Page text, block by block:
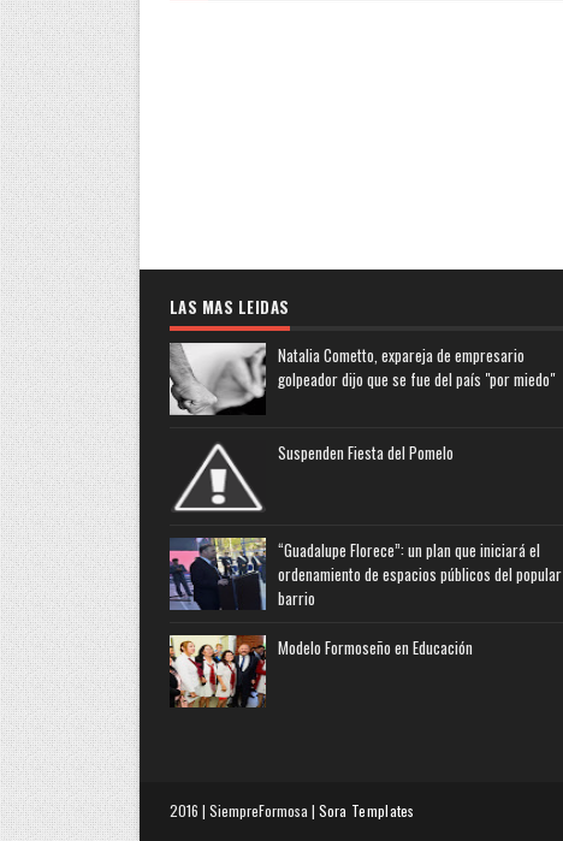
LAS MAS LEIDAS
Natalia Cometto, expareja de empresario
golpeador dijo que se fue del país "por miedo"
Suspenden Fiesta del Pomelo
“Guadalupe Florece”: un plan que iniciará el
ordenamiento de espacios públicos del popular
barrio
Modelo Formoseño en Educación
2016 | SiempreFormosa | Sora Templates